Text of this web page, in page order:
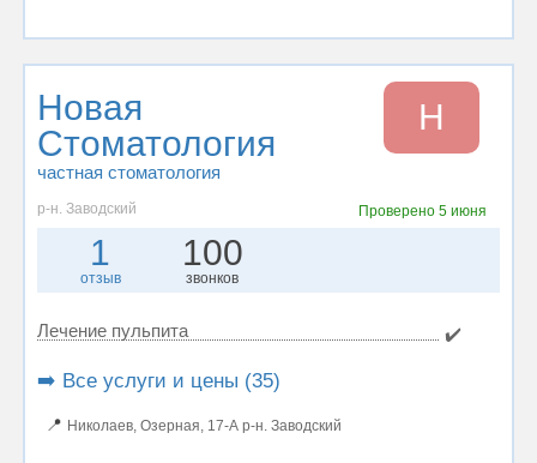
Новая
Стоматология
частная стоматология
Н
р-н. Заводский Проверено5 июня
1
отзыв
100
звонков
Лечение пульпита ✔️
➡️ Все услуги и цены (35)
📍 Николаев, Озерная, 17-А р-н. Заводский